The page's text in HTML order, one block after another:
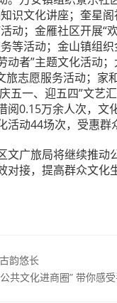
识文化讲座；奎星
动；金雁社区开展“
等活动；金山镇组
者”主题文化活动；
旅志愿服务活动；家
五一、迎五四”文艺
阅0.15万余人次，文
活动44场次，受惠群
广旅局将继续推动
对接，提高群众文化
韵悠长
共文化进商圈” 带你感